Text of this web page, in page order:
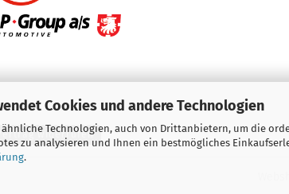
Cookies und andere Technologien
Technologien, auch von Drittanbietern, um die
zu analysieren und Ihnen ein bestmögliches
.
widerrufen